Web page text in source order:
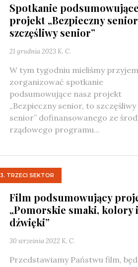
Spotkanie
projekt „Bezpieczny
szczęśliwy senior”
21 grudnia 2023 K. C.
W tym tygodniu mieliśmy
zorganizować spotkanie
podsumowujące nasz projekt
„Bezpieczny senior, to szczęśliwy
senior” dofinansowanego ze
rządowego programu...
3. TRZECI SEKTOR
Film podsumowujący
„Pomorskie smaki, kolory i
dźwięki”
30 września 2022 K. C.
Przedstawiamy Państwu film,